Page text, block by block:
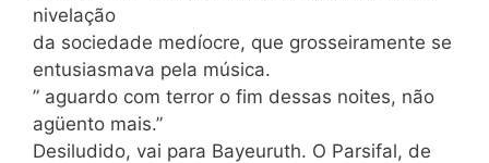
nivelação
da sociedade medíocre, que grosseiramente se
entusiasmava pela música.
” aguardo com terror o fim dessas noites, não
agüento mais.”
Desiludido, vai para Bayeuruth. O Parsifal, de